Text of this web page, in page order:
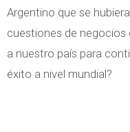
Argentino que se
cuestiones de negocios
a nuestro país para
éxito a nivel mundial?